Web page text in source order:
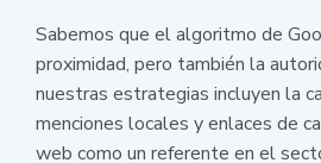
Sabemos que el algoritmo de
proximidad, pero también la
nuestras estrategias incluyen la
menciones locales y enlaces de
web como un referente en el